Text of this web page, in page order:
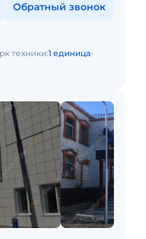
Обратный звонок
техники:1 единица